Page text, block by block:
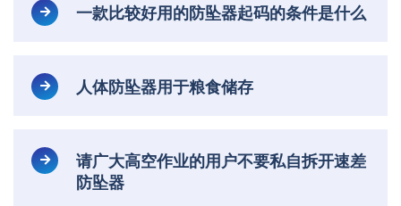
一款比较好用的防坠器起码的条件是什么
人体防坠器用于粮食储存
请广大高空作业的用户不要私自拆开速差
防坠器